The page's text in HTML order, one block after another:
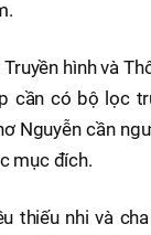
hình và
cần có bộ lọc
Nguyễn cần
mục đích.
thiếu nhi và